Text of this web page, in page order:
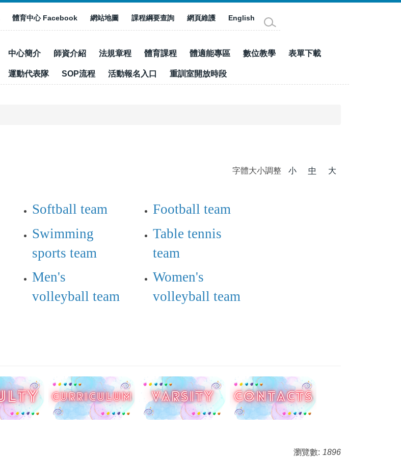
體育中心 Facebook 網站地圖 課程綱要查詢 網頁維護 English
中心簡介 師資介紹 法規章程 體育課程 體適能專區 數位教學 表單下載
運動代表隊 SOP流程 活動報名入口 重訓室開放時段
字體大小調整 小 中 大
Softball team
Football team
Swimming
sports team
Table tennis
team
Men's
volleyball team
Women's
volleyball team
瀏覽數: 1896